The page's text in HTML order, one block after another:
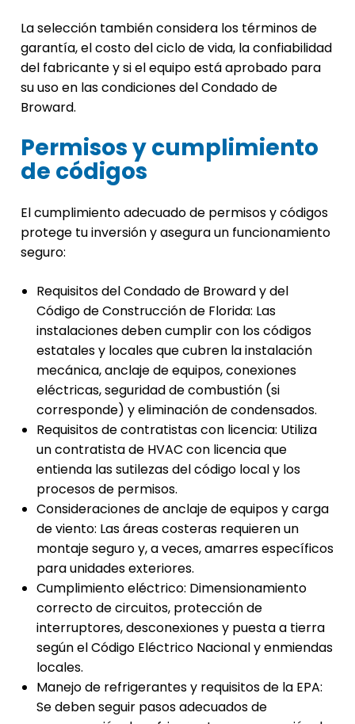
La selección también considera los términos de
garantía, el costo del ciclo de vida, la confiabilidad
del fabricante y si el equipo está aprobado para
su uso en las condiciones del Condado de
Broward.
Permisos y cumplimiento
de códigos
El cumplimiento adecuado de permisos y códigos
protege tu inversión y asegura un funcionamiento
seguro:
Requisitos del Condado de Broward y del
Código de Construcción de Florida: Las
instalaciones deben cumplir con los códigos
estatales y locales que cubren la instalación
mecánica, anclaje de equipos, conexiones
eléctricas, seguridad de combustión (si
corresponde) y eliminación de condensados.
Requisitos de contratistas con licencia: Utiliza
un contratista de HVAC con licencia que
entienda las sutilezas del código local y los
procesos de permisos.
Consideraciones de anclaje de equipos y carga
de viento: Las áreas costeras requieren un
montaje seguro y, a veces, amarres específicos
para unidades exteriores.
Cumplimiento eléctrico: Dimensionamiento
correcto de circuitos, protección de
interruptores, desconexiones y puesta a tierra
según el Código Eléctrico Nacional y enmiendas
locales.
Manejo de refrigerantes y requisitos de la EPA:
Se deben seguir pasos adecuados de